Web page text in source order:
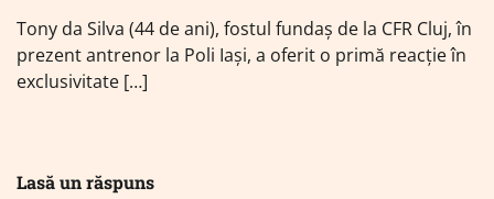
Tony da Silva (44 de ani), fostul fundaș de la CFR Cluj, în
prezent antrenor la Poli Iași, a oferit o primă reacție în
exclusivitate […]
Lasă un răspuns